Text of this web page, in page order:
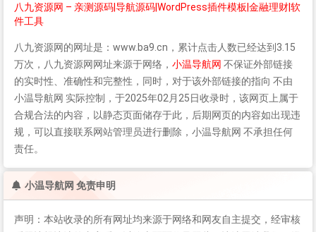
八九资源网 – 亲测源码|导航源码|WordPress插件模板|金融理财|软
件工具
八九资源网的网址是：www.ba9.cn，累计点击人数已经达到3.15
万次， 八九资源网 网址来源于网络， 小温导航网 不保证外部链接
的实时性、准确性和完整性，同时，对于该外部链接的指向 不由
小温导航网 实际控制，于2025年02月25日收录时，该网页上属于
合规合法的内容，以静态页面储存于此，后期网页的内容如出现违
规，可以直接联系网站管理员进行删除，小温导航网 不承担任何
责任。
小温导航网 免责申明
声明：本站收录的所有网址均来源于网络和网友自主提交，经审核